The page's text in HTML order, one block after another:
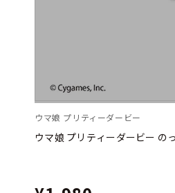
ウマ娘 プリティーダービー
ウマ娘 プリティーダービー の